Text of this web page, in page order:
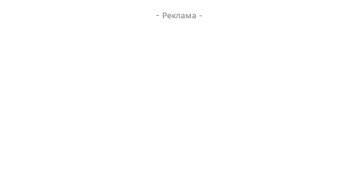
- Реклама -